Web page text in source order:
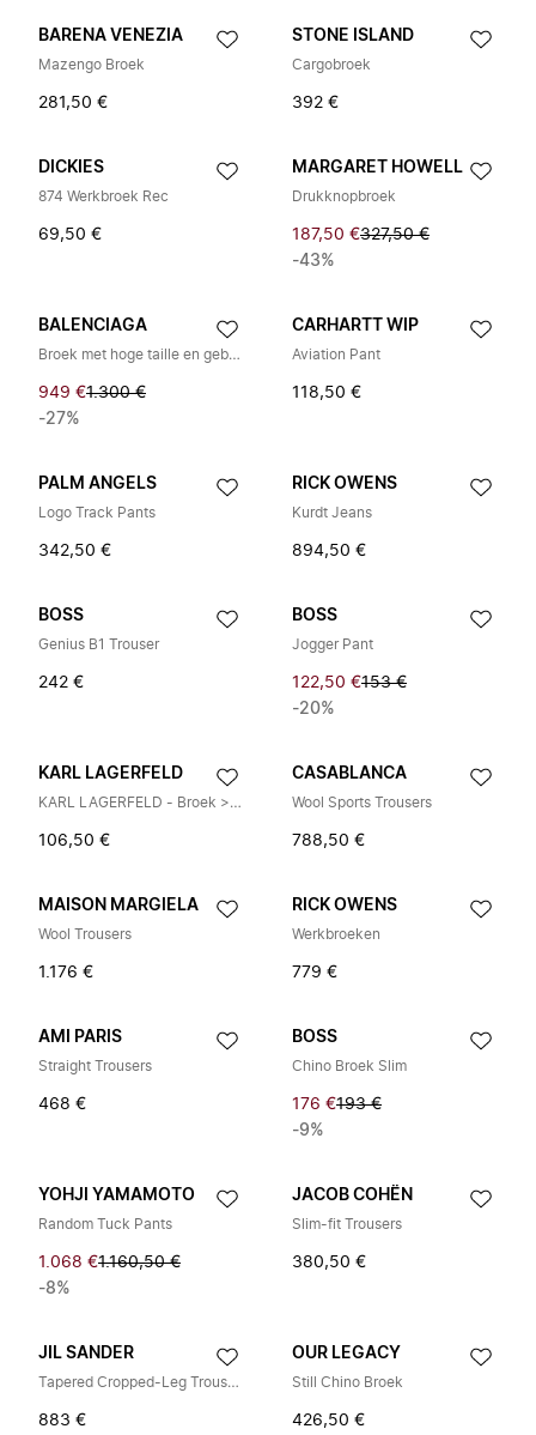
BARENA VENEZIA
Mazengo Broek
281,50 €
STONE ISLAND
Cargobroek
392 €
DICKIES
874 Werkbroek Rec
69,50 €
MARGARET HOWELL
Drukknopbroek
187,50 €327,50 €
-43%
BALENCIAGA
Broek met hoge taille en geborduurd logo met vijf zakken
949 €1.300 €
-27%
CARHARTT WIP
Aviation Pant
118,50 €
PALM ANGELS
Logo Track Pants
342,50 €
RICK OWENS
Kurdt Jeans
894,50 €
BOSS
Genius B1 Trouser
242 €
BOSS
Jogger Pant
122,50 €153 €
-20%
KARL LAGERFELD
KARL LAGERFELD - Broek > Sweatpants
106,50 €
CASABLANCA
Wool Sports Trousers
788,50 €
MAISON MARGIELA
Wool Trousers
1.176 €
RICK OWENS
Werkbroeken
779 €
AMI PARIS
Straight Trousers
468 €
BOSS
Chino Broek Slim
176 €193 €
-9%
YOHJI YAMAMOTO
Random Tuck Pants
1.068 €1.160,50 €
-8%
JACOB COHËN
Slim-fit Trousers
380,50 €
JIL SANDER
Tapered Cropped-Leg Trousers
883 €
OUR LEGACY
Still Chino Broek
426,50 €